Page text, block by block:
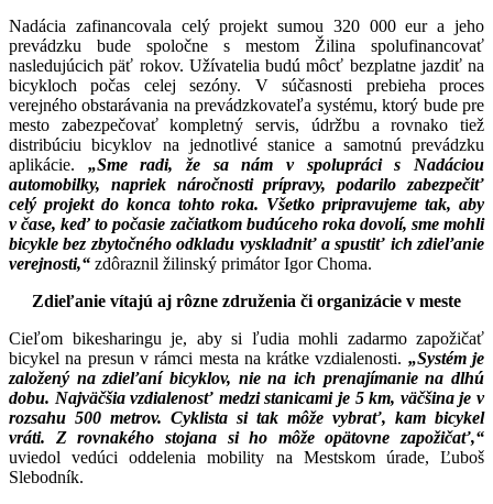
Nadácia zafinancovala celý projekt sumou 320 000 eur a jeho
prevádzku bude spoločne s mestom Žilina spolufinancovať
nasledujúcich päť rokov. Užívatelia budú môcť bezplatne jazdiť na
bicykloch počas celej sezóny. V súčasnosti prebieha proces
verejného obstarávania na prevádzkovateľa systému, ktorý bude pre
mesto zabezpečovať kompletný servis, údržbu a rovnako tiež
distribúciu bicyklov na jednotlivé stanice a samotnú prevádzku
aplikácie. „Sme radi, že sa nám v spoluprácis Nadáciou
automobilky, napriek náročnosti prípravy, podarilo zabezpečiť
celý projekt do konca tohto roka. Všetko pripravujeme tak, aby
v čase, keď to počasie začiatkom budúceho roka dovolí, sme mohli
bicykle bez zbytočného odkladu vyskladniť a spustiť ich zdieľanie
verejnosti,“ zdôraznil žilinský primátor Igor Choma.
Zdieľanie vítajú aj rôzne združenia či organizácie v meste
Cieľom bikesharingu je, aby si ľudia mohli zadarmo zapožičať
bicykel na presun v rámci mesta na krátke vzdialenosti. „Systém je
založený na zdieľaní bicyklov, nie na ich prenajímanie na dlhú
dobu. Najväčšiavzdialenosť medzi stanicami je 5 km, väčšina je v
rozsahu 500 metrov. Cyklista si tak môže vybrať, kam bicykel
vráti. Z rovnakého stojana si ho môže opätovne zapožičať,“
uviedol vedúci oddelenia mobility na Mestskom úrade, Ľuboš
Slebodník.